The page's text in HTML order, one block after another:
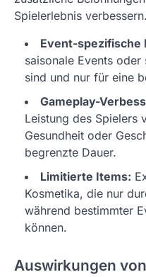
Spielerlebnis
Event-spezifische
saisonale Events
sind und nur für eine
Gameplay-
Leistung des Spielers
Gesundheit oder
begrenzte Dauer.
Limitierte Items:
Kosmetika, die nur
während bestimmter
können.
Auswirkungen